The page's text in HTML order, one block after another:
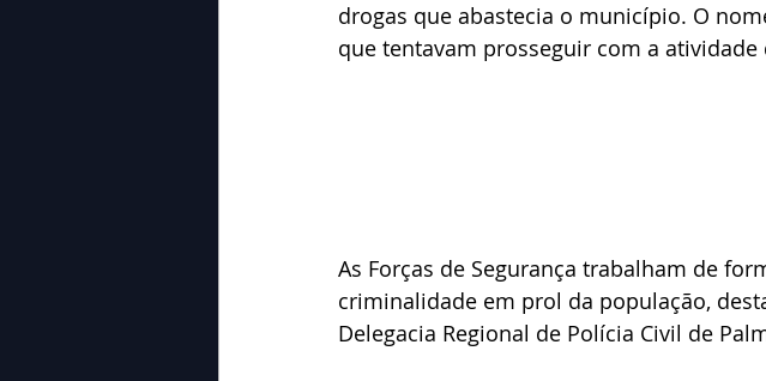
drogas que abastecia o município. O
que tentavam prosseguir com a atividade
As Forças de Segurança trabalham de
criminalidade em prol da população,
Delegacia Regional de Polícia Civil de